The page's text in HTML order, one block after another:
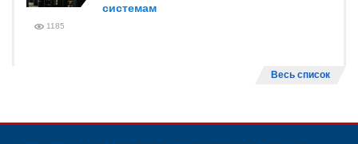
системам
1185
Весь список